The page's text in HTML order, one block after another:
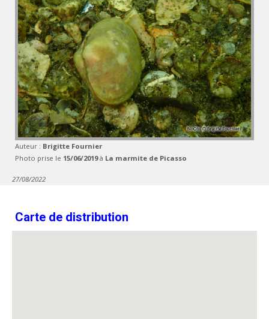
Auteur : Brigitte Fournier
Photo prise le 15/06/2019à La marmite de Picasso
27/08/2022
Carte de distribution